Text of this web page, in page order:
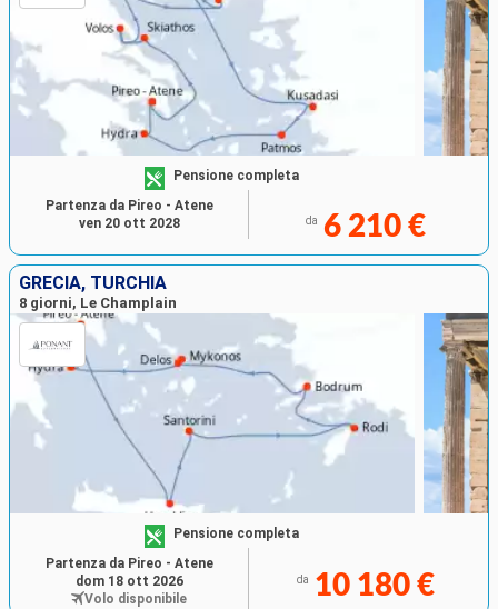
Pensione completa
da 6 210 €
Partenza da Pireo - Atene
ven 20 ott 2028
GRECIA, TURCHIA
8 giorni, Le Champlain
Pensione completa
da 10 180 €
Partenza da Pireo - Atene
dom 18 ott 2026
Volo disponibile